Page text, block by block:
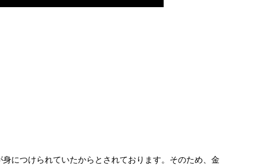
につけられていたからとされております。そのため、金